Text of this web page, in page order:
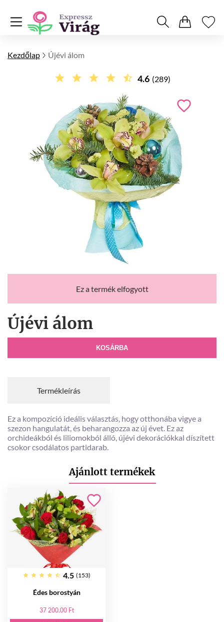
Kezdőlap Újévi álom
4.6 (289)
Ez a termék elfogyott
Újévi álom
KOSÁRBA
Termékleírás
Ez a kompozíció ideális választás, hogy otthonába vigye a
szezon hangulatát, és beharangozza az új évet. Ez az
orchideákból és liliomokból álló, újévi dekorációkkal díszített
csokor csodálatos partidarab.
Ajánlott termékek
4.5 (153)
Édes borostyán
37 200.00 Ft